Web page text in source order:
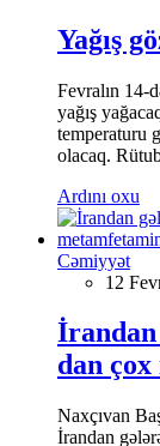
Yağış
Fevralın 14-
yağış
temperaturu
olacaq.
Ardını oxu
Cəmiyyət
12
İrandan
dan
Naxçıvan
İrandan